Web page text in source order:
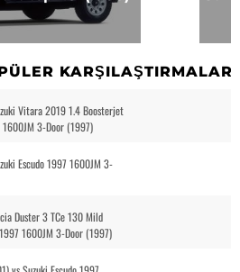
KARŞILAŞTIRMALAR
Vitara 2019 1.4 Boosterjet
3-Door (1997)
Escudo 1997 1600JM 3-
Duster 3 TCe 130 Mild
1600JM 3-Door (1997)